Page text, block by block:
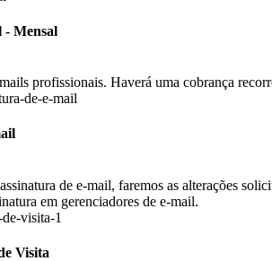
- Mensal
profissionais. Haverá uma cobrança
de e-mail, faremos as alterações
em gerenciadores de e-mail.
Visita